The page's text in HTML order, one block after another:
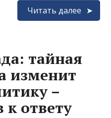
Читать далее
тайная
изменит
–
к ответу